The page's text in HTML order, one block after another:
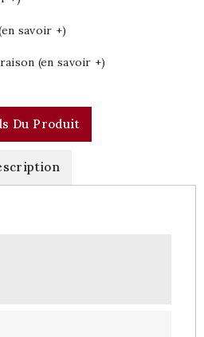
savoir +)
(en savoir +)
Du Produit